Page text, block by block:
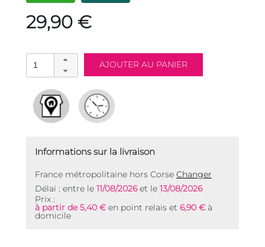
29,90 €
Informations sur la livraison
France métropolitaine hors Corse Changer
Délai : entre le 11/08/2026et le 13/08/2026
Prix :
à partir de 5,40 € en point relais et 6,90 € à
domicile